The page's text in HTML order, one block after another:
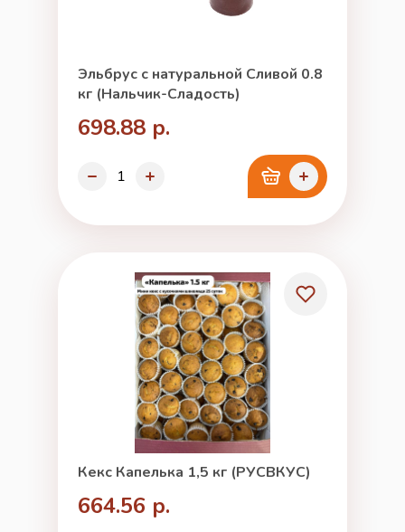
Эльбрус с натуральной Сливой 0.8
кг (Нальчик-Сладость)
698.88 р.
Кекс Капелька 1,5 кг (РУСВКУС)
664.56 р.